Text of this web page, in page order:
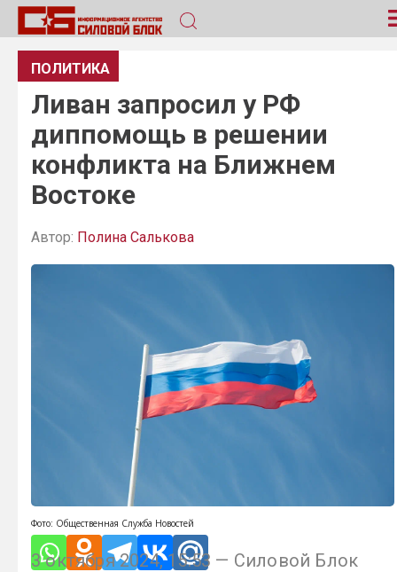
ПОЛИТИКА
Ливан запросил у РФ
диппомощь в решении
конфликта на Ближнем
Востоке
Автор: Полина Салькова
Фото: Общественная Служба Новостей
3 октября 2024, 15:53 — Силовой Блок